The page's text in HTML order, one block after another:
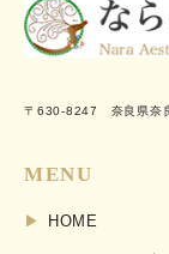
〒630-8247 奈良県奈
MENU
HOME